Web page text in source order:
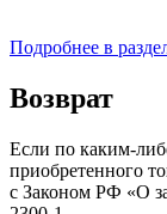
Подробнее в
Возврат
Если по каким-
приобретенного
с Законом РФ «О